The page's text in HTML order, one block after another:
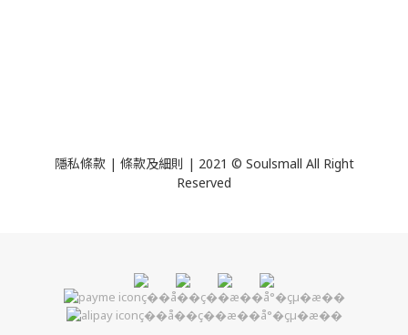
隱私條款 | 條款及細則 | 2021 © Soulsmall All Right
Reserved